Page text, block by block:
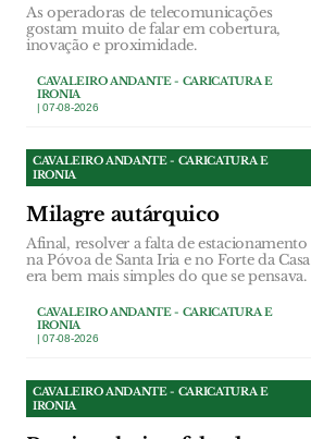
As operadoras de telecomunicações
gostam muito de falar em cobertura,
inovação e proximidade.
CAVALEIRO ANDANTE - CARICATURA E
IRONIA
| 07-08-2026
CAVALEIRO ANDANTE - CARICATURA E
IRONIA
Milagre autárquico
Afinal, resolver a falta de estacionamento
na Póvoa de Santa Iria e no Forte da Casa
era bem mais simples do que se pensava.
CAVALEIRO ANDANTE - CARICATURA E
IRONIA
| 07-08-2026
CAVALEIRO ANDANTE - CARICATURA E
IRONIA